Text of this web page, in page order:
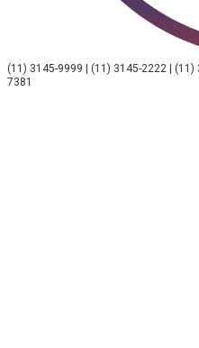
(11) 3145-9999 | (11) 3145-2222 |
7381